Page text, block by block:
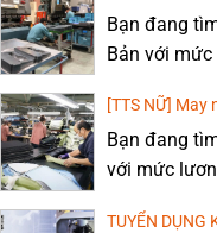
WAKAYAMA,
Bạn đang
Bản với
[TTS NỮ] May
Bạn đang
với mức
TUYỂN DỤNG